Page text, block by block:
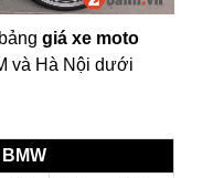
giá xe moto
và Hà Nội dưới